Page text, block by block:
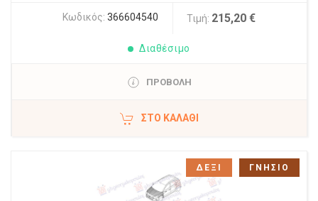
Κωδικός: 366604540 Τιμή: 215,20 €
Διαθέσιμο
ΠΡΟΒΟΛΗ
ΣΤΟ ΚΑΛΆΘΙ
ΔΕΞΙ ΓΝΗΣΙΟ